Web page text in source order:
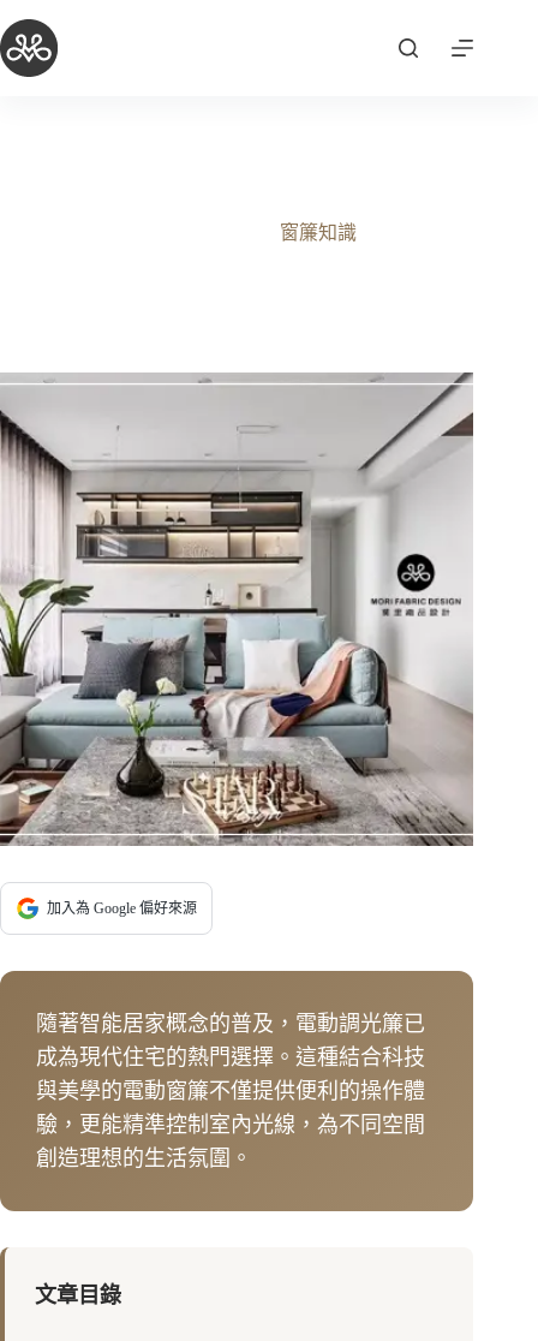
至
主
窗簾知識
加入為 Google 偏好來源
隨著智能居家概念的普及，電動調光簾已
成為現代住宅的熱門選擇。這種結合科技
與美學的電動窗簾不僅提供便利的操作體
驗，更能精準控制室內光線，為不同空間
創造理想的生活氛圍。
文章目錄